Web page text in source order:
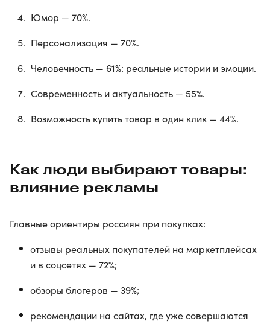
Юмор — 70%.
Персонализация — 70%.
Человечность — 61%: реальные истории и эмоции.
Современность и актуальность — 55%.
Возможность купить товар в один клик — 44%.
Как люди выбирают товары:
влияние рекламы
Главные ориентиры россиян при покупках:
отзывы реальных покупателей на маркетплейсах
и в соцсетях — 72%;
обзоры блогеров — 39%;
рекомендации на сайтах, где уже совершаются